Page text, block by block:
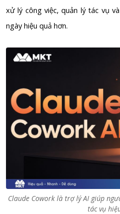
xử lý công việc, quản lý tác vụ
ngày hiệu quả hơn.
Claude Cowork là trợ lý AI giúp
tác vụ